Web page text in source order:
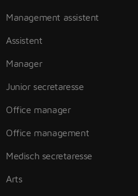
Management assistent
Assistent
Manager
Junior secretaresse
Office manager
Office management
Medisch secretaresse
Arts